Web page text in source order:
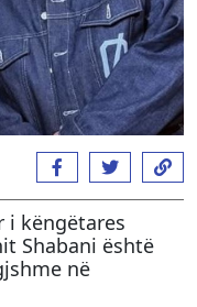
i këngëtares
Shabani është
në